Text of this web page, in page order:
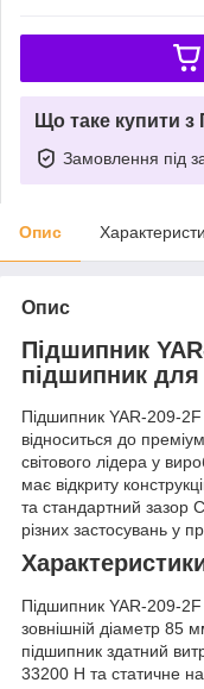
Що таке купити
Замовлення під
Опис
Опис
Підшипник
підшипник для
Підшипник YAR-209-
відноситься до
світового лідера у
має відкриту
та стандартний зазор
різних застосувань у
Підшипник YAR-209-
зовнішній діаметр 85
підшипник здатний
33200 Н та статичне